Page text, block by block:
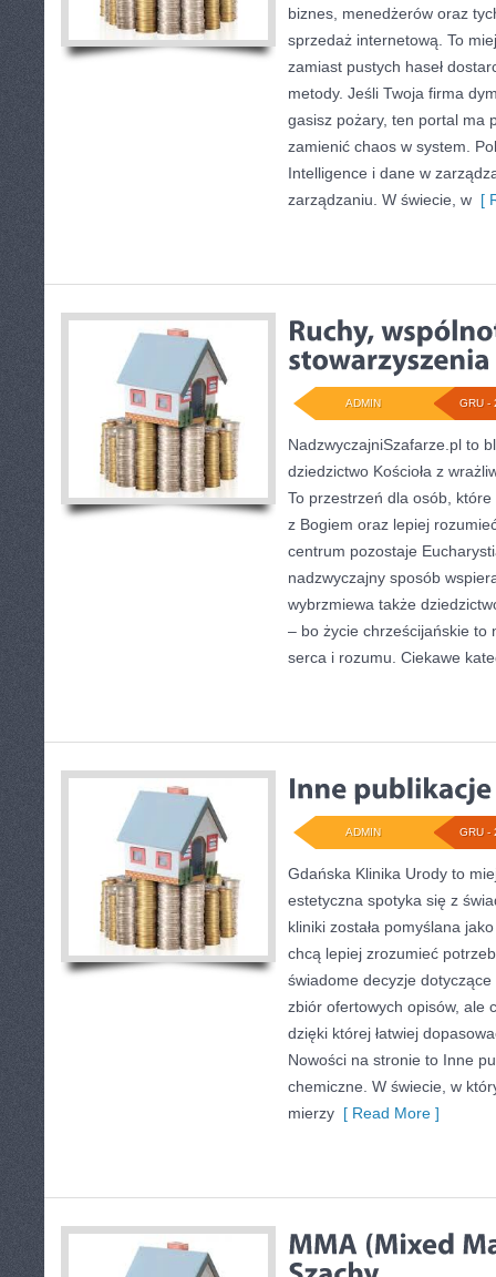
biznes, menedżerów oraz
sprzedaż internetową. To
zamiast pustych haseł
metody. Jeśli Twoja firma
gasisz pożary, ten portal ma
zamienić chaos w system.
Intelligence i dane w
zarządzaniu. W świecie, w [
GRU -
ADMIN
NadzwyczajniSzafarze.pl to
dziedzictwo Kościoła z
To przestrzeń dla osób,
z Bogiem oraz lepiej
centrum pozostaje
nadzwyczajny sposób
wybrzmiewa także
– bo życie chrześcijańskie to
serca i rozumu. Ciekawe
GRU -
ADMIN
Gdańska Klinika Urody to
estetyczna spotyka się z
kliniki została pomyślana
chcą lepiej zrozumieć
świadome decyzje
zbiór ofertowych opisów, ale
dzięki której łatwiej
Nowości na stronie to Inne
chemiczne. W świecie, w
mierzy [ Read More ]